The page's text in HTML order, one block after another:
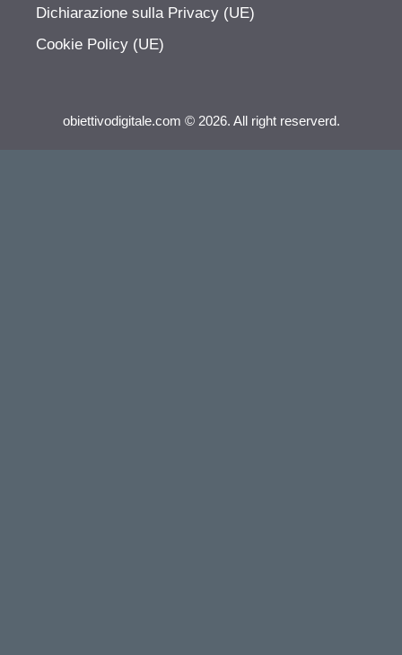
Dichiarazione sulla Privacy (UE)
Cookie Policy (UE)
obiettivodigitale.com © 2026. All right reserverd.